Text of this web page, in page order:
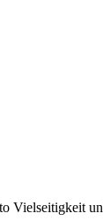
Vielseitigkeit